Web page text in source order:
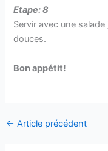
Etape: 8
Servir avec une
douces.
Bon appétit!
← Article précédent